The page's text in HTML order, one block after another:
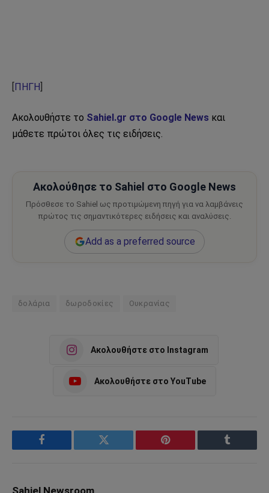
ΠΗΓΗ
Ακολουθήστε το Sahiel.gr στο Google News και
μάθετε πρώτοι όλες τις ειδήσεις.
Ακολούθησε το Sahiel στο Google News
Πρόσθεσε το Sahiel ως προτιμώμενη πηγή για να λαμβάνεις
πρώτος τις σημαντικότερες ειδήσεις και αναλύσεις.
Add as a preferred source
δολάρια δωροδοκίες Ουκρανίας
Ακολουθήστε στο Instagram
Ακολουθήστε στο YouTube
Facebook Twitter Pinterest Tumblr